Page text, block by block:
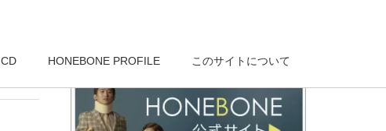
CD HONEBONE PROFILE このサイトについて